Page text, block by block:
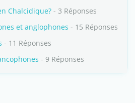
Chalcidique? - 3 Réponses
et anglophones - 15 Réponses
- 11 Réponses
- 9 Réponses